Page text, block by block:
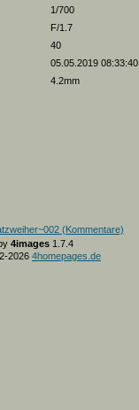
1/700
F/1.7
40
05.05.2019 08:33:40
4.2mm
4images 1.7.4
2026 4homepages.de